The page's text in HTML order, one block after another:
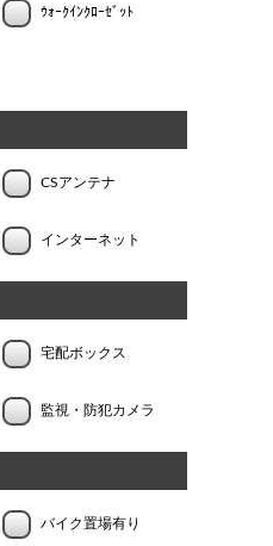
ｳｫｰｸｲﾝｸﾛｰｾﾞｯﾄ
CSアンテナ
インターネット
宅配ボックス
監視・防犯カメラ
バイク置場有り